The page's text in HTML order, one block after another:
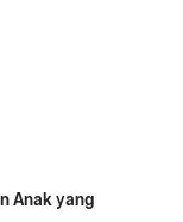
Anak yang